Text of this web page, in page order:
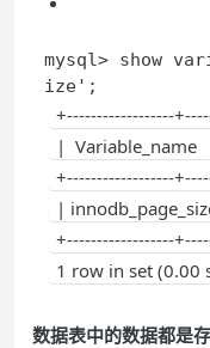
mysql> show
ize';
+------------------
|  Variable_name
+------------------
|
+------------------
1 row in set (0.00
数据表中的数据都是